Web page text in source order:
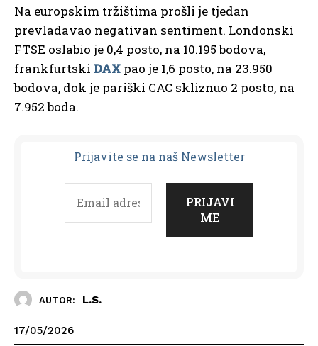
Na europskim tržištima prošli je tjedan
prevladavao negativan sentiment. Londonski
FTSE oslabio je 0,4 posto, na 10.195 bodova,
frankfurtski DAX pao je 1,6 posto, na 23.950
bodova, dok je pariški CAC skliznuo 2 posto, na
7.952 boda.
Prijavite se na naš Newsletter
AUTOR: L.S.
17/05/2026